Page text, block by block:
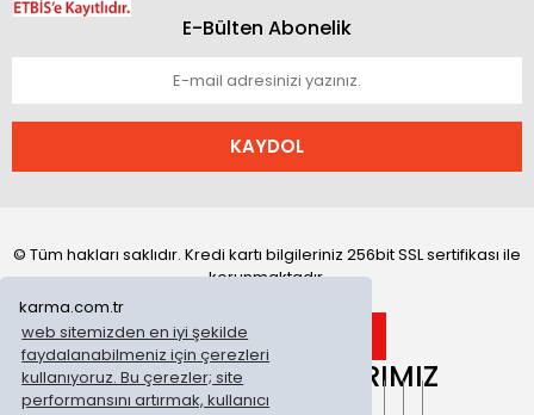
karma.com.tr
web sitemizden en iyi şekilde
faydalanabilmeniz için çerezleri
kullanıyoruz. Bu çerezler; site
performansını artırmak, kullanıcı
E-Bülten Abonelik
KAYDOL
© Tüm hakları saklıdır. Kredi kartı bilgileriniz 256bit SSL sertifikası ile
korunmaktadır.
ONLİNE MAĞAZALARIMIZ